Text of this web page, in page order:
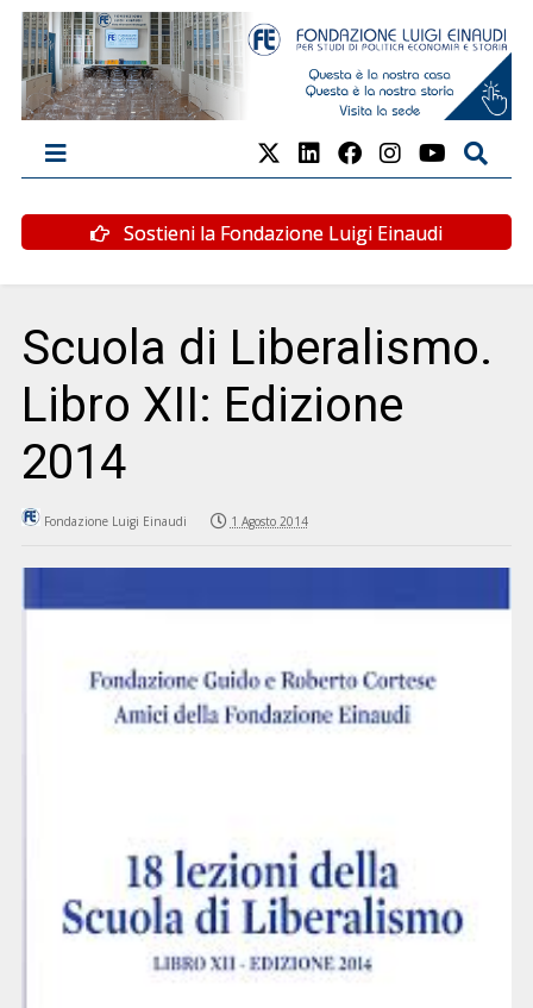
Sostieni la Fondazione Luigi Einaudi
Scuola di Liberalismo.
Libro XII: Edizione
2014
Fondazione Luigi Einaudi 1 Agosto 2014